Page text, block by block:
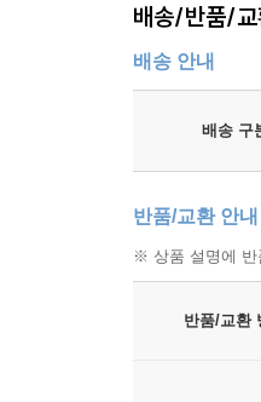
배송/반품/교
배송 안내
배송 구
반품/교환 안내
※ 상품 설명에 반
반품/교환